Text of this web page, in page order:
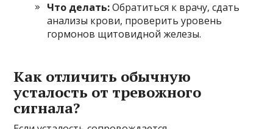
Что делать:Обратиться к врачу, сдать
анализы крови, проверить уровень
гормонов щитовидной железы.
Как отличить обычную
усталость от тревожного
сигнала?